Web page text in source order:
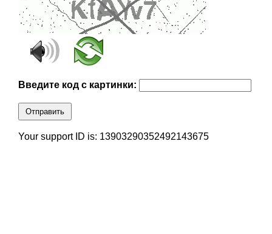
Введите код с картинки:
Отправить
Your support ID is: 13903290352492143675